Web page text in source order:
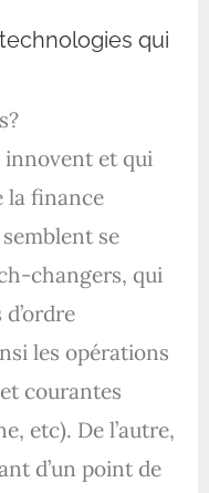
qui
innovent et qui
la finance
se
changers, qui
les opérations
courantes
etc). De l’autre,
d’un point de